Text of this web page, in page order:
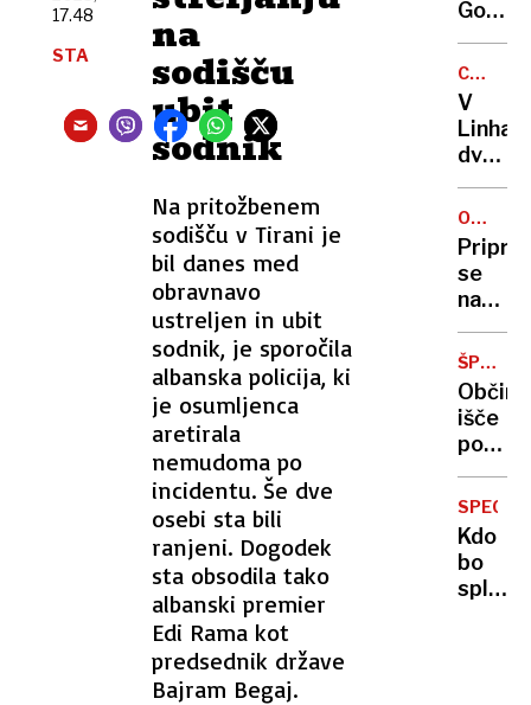
na
sodišču
ubit
sodnik
Na pritožbenem
sodišču v Tirani je
bil danes med
obravnavo
ustreljen in ubit
sodnik, je sporočila
albanska policija, ki
je osumljenca
aretirala
nemudoma po
incidentu. Še dve
osebi sta bili
ranjeni. Dogodek
sta obsodila tako
albanski premier
Edi Rama kot
predsednik države
Bajram Begaj.
17.48
STA
Kaj
Goloba
tudi
zaradi
DOM
V
do
vse
OD
12.
se
na
gnečo:
na
mejah
Občina
išče
za
centra.
Kdaj
se
Kdo
bo
sploh